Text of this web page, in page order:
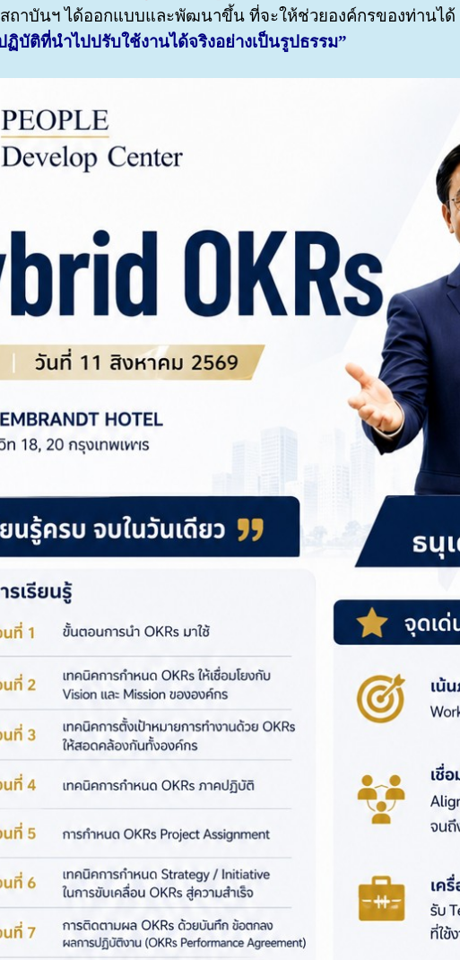
ถาบันฯ ได้ออกแบบและพัฒนาขึ้น ที่จะให้ช่วยองค์กรของท่านได้
ฏิบัติที่นำไปปรับใช้งานได้จริงอย่างเป็นรูปธรรม”